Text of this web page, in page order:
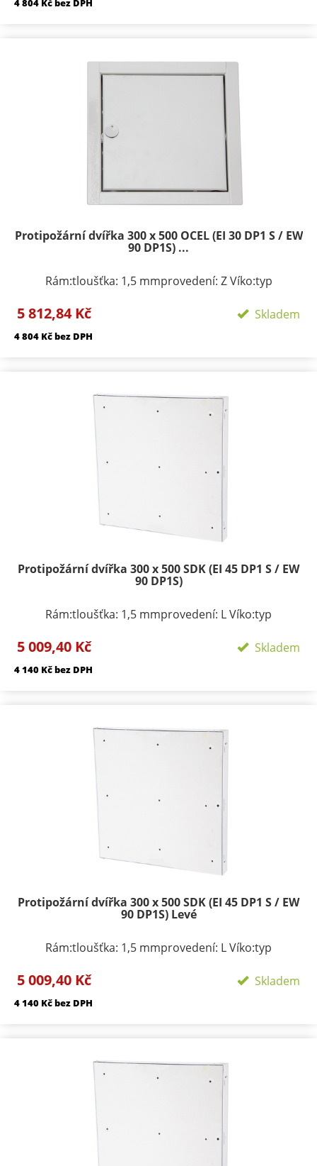
4 804 Kč bez DPH
Protipožární dvířka 300 x 500 OCEL (EI 30 DP1 S / EW
90 DP1S) ...
Rám:tloušťka: 1,5 mmprovedení: Z Víko:typ
podle rozměru 1-3provedení: plechové víko s
5 812,84 Kč Skladem
4 804 Kč bez DPH
Protipožární dvířka 300 x 500 SDK (EI 45 DP1 S / EW
90 DP1S)
Rám:tloušťka: 1,5 mmprovedení: L Víko:typ
podle rozměru 1-3provedení: dvířka s SDK výplní
5 009,40 Kč Skladem
4 140 Kč bez DPH
Protipožární dvířka 300 x 500 SDK (EI 45 DP1 S / EW
90 DP1S) Levé
Rám:tloušťka: 1,5 mmprovedení: L Víko:typ
podle rozměru 1-3provedení: dvířka s SDK výplní
5 009,40 Kč Skladem
4 140 Kč bez DPH